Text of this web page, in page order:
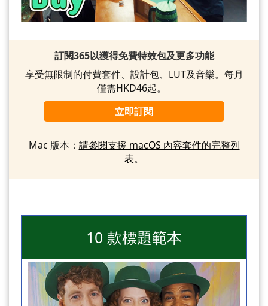
訂閱365以獲得免費特效包及更多功能
享受無限制的付費套件、設計包、LUT及音樂。每月
僅需HKD46起。
立即訂閱
Mac 版本： 請參閱支援 macOS 內容套件的完整列
表。
10 款標題範本